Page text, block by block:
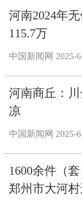
河南2024年
115.7万
中国新闻网 2025-
河南商丘：
凉
中国新闻网 2025-
1600余件（
郑州市大河